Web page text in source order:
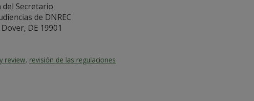
del Secretario
de DNREC
DE 19901
review, revisión de las regulaciones